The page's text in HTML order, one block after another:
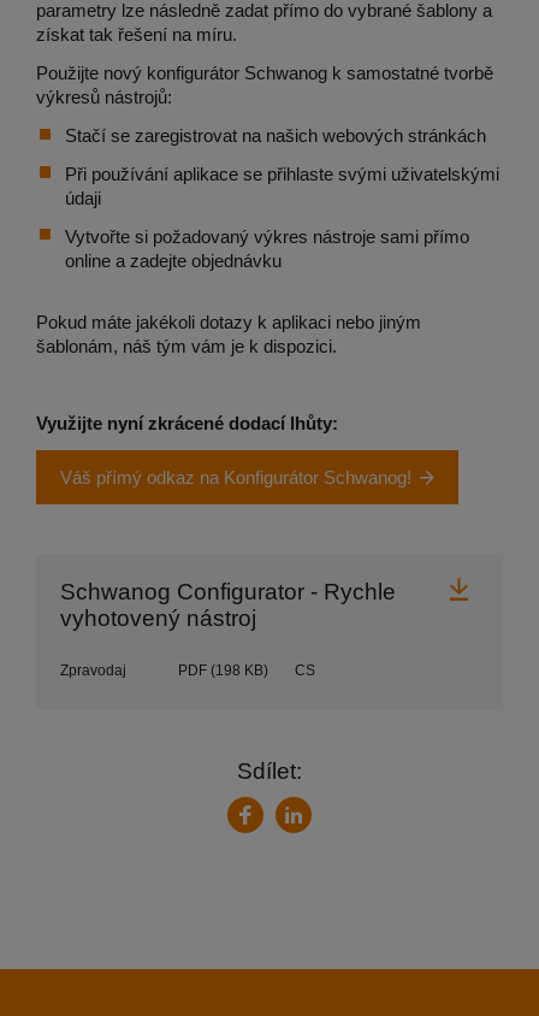
parametry lze následně zadat přímo do vybrané šablony a
získat tak řešení na míru.
Použijte nový konfigurátor Schwanog k samostatné tvorbě
výkresů nástrojů:
Stačí se zaregistrovat na našich webových stránkách
Při používání aplikace se přihlaste svými uživatelskými
údaji
Vytvořte si požadovaný výkres nástroje sami přímo
online a zadejte objednávku
Pokud máte jakékoli dotazy k aplikaci nebo jiným
šablonám, náš tým vám je k dispozici.
Využijte nyní zkrácené dodací lhůty:
Váš přímý odkaz na Konfigurátor Schwanog!
Schwanog Configurator - Rychle
vyhotovený nástroj
Zpravodaj PDF (198 KB) CS
Sdílet:
FacebookLinkedIn